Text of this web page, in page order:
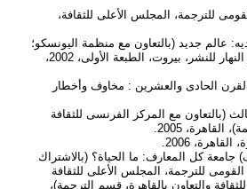
للترجمة، المجلس الأعلى للثقافة،
عالم جديد (بالتعاون مع منظمة اليونسكو؛
بالاشتراك مع على كلفت)، دار النهار للنشر، بيروت، الطبعة الأولى، 2002،
القرن الحادى والعشرين : مخاوف وأخطار
(بالتعاون مع المركز الفرنسى للثقافة
2005.
2006.
كل المعارف: ما الحياة؟ (بالاشتراك
للترجمة، المجلس الأعلى للثقافة
والتعاون بالقاهرة، قسم الترجمة)،